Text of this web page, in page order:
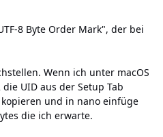
8 Byte Order Mark", der bei
Wenn ich unter macOS
UID aus der Setup Tab
kopieren und in nano einfüge
die ich erwarte.